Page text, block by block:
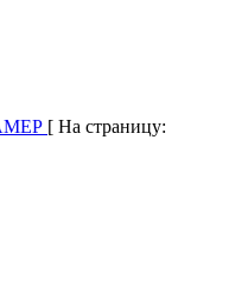
[ На страницу: